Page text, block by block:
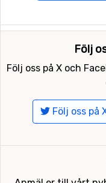
Följ
Följ oss på X och
Följ oss på